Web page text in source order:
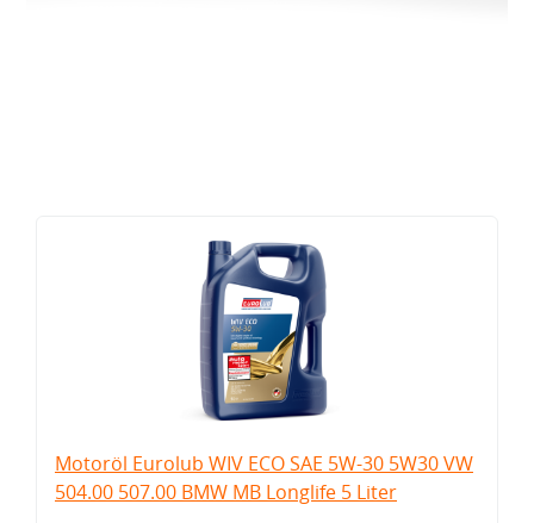
Motoröl Eurolub WIV ECO SAE 5W-30 5W30 VW
504.00 507.00 BMW MB Longlife 5 Liter